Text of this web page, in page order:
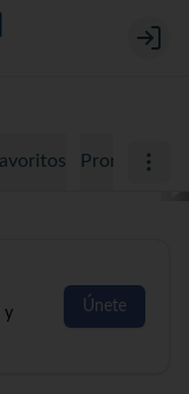
Login
Promociones
y
Únete